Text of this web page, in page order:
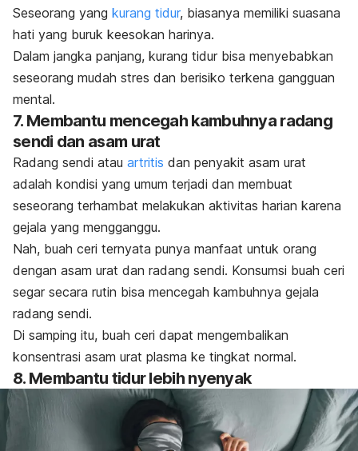
Seseorang yang kurang tidur, biasanya memiliki suasana
hati yang buruk keesokan harinya.
Dalam jangka panjang, kurang tidur bisa menyebabkan
seseorang mudah stres dan berisiko terkena gangguan
mental.
7. Membantu mencegah kambuhnya radang
sendi dan asam urat
Radang sendi atau artritis dan penyakit asam urat
adalah kondisi yang umum terjadi dan membuat
seseorang terhambat melakukan aktivitas harian karena
gejala yang mengganggu.
Nah, buah ceri ternyata punya manfaat untuk orang
dengan asam urat dan radang sendi. Konsumsi buah ceri
segar secara rutin bisa mencegah kambuhnya gejala
radang sendi.
Di samping itu, buah ceri dapat mengembalikan
konsentrasi asam urat plasma ke tingkat normal.
8. Membantu tidur lebih nyenyak